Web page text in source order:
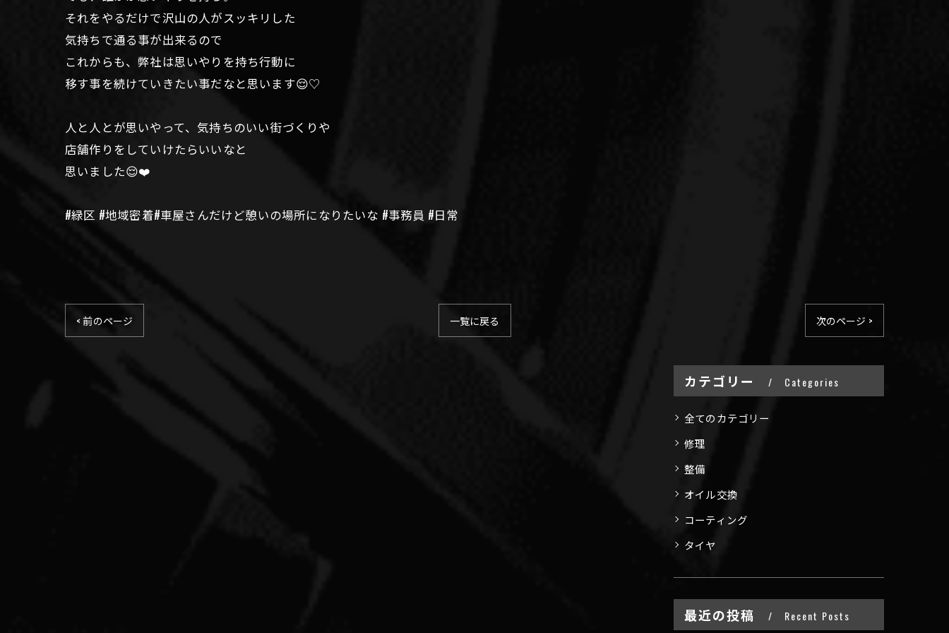
それをやるだけで沢山の人がスッキリした
気持ちで通る事が出来るので
これからも、弊社は思いやりを持ち行動に
移す事を続けていきたい事だなと思います😌♡
人と人とが思いやって、気持ちのいい街づくりや
店舗作りをしていけたらいいなと
思いました😌❤️
#緑区 #地域密着#車屋さんだけど憩いの場所になりたいな #事務員 #日常
< 前のページ 一覧に戻る 次のページ >
カテゴリー Categories
全てのカテゴリー
修理
整備
オイル交換
コーティング
タイヤ
最近の投稿 Recent Posts